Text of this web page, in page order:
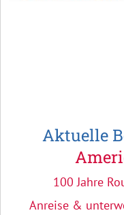
Aktuelle
100 Jahre
Anreise &